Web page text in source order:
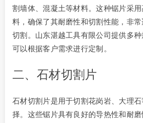
割墙体、混凝土等材料。这种锯片采
料，确保了其耐磨性和切割性能，非
切割。山东湛越工具有限公司提供多种
可以根据客户需求进行定制。
二、石材切割片
石材切割片是用于切割花岗岩、大理
择。这些锯片具有良好的导热性和耐